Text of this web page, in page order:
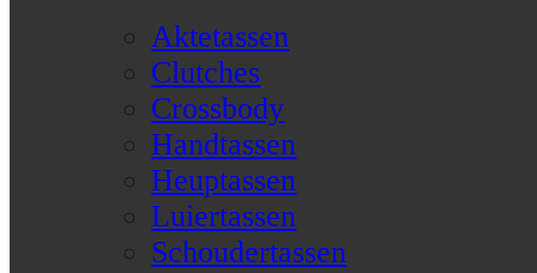
Aktetassen
Clutches
Crossbody
Handtassen
Heuptassen
Luiertassen
Schoudertassen